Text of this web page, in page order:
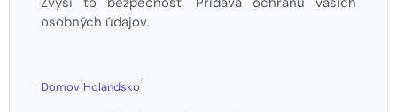
osobných údajov.
Domov
›
Holandsko
›